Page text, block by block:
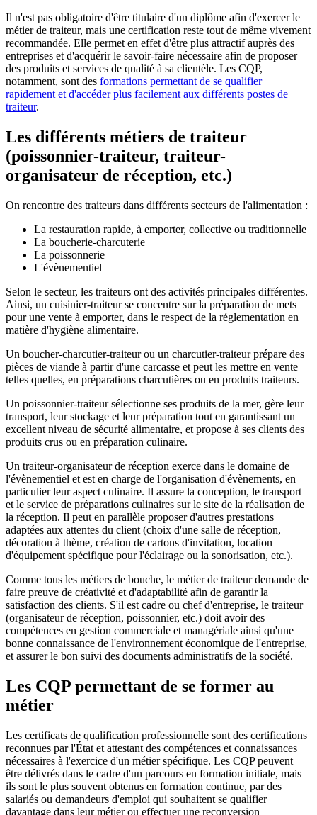
Il n'est pas obligatoire d'être titulaire d'un diplôme afin d'exercer le
métier de traiteur, mais une certification reste tout de même vivement
recommandée. Elle permet en effet d'être plus attractif auprès des
entreprises et d'acquérir le savoir-faire nécessaire afin de proposer
des produits et services de qualité à sa clientèle. Les CQP,
notamment, sont des formations permettant de se qualifier
rapidement et d'accéder plus facilement aux différents postes de
traiteur.
Les différents métiers de traiteur
(poissonnier-traiteur, traiteur-
organisateur de réception, etc.)
On rencontre des traiteurs dans différents secteurs de l'alimentation :
La restauration rapide, à emporter, collective ou traditionnelle
La boucherie-charcuterie
La poissonnerie
L'évènementiel
Selon le secteur, les traiteurs ont des activités principales différentes.
Ainsi, un cuisinier-traiteur se concentre sur la préparation de mets
pour une vente à emporter, dans le respect de la réglementation en
matière d'hygiène alimentaire.
Un boucher-charcutier-traiteur ou un charcutier-traiteur prépare des
pièces de viande à partir d'une carcasse et peut les mettre en vente
telles quelles, en préparations charcutières ou en produits traiteurs.
Un poissonnier-traiteur sélectionne ses produits de la mer, gère leur
transport, leur stockage et leur préparation tout en garantissant un
excellent niveau de sécurité alimentaire, et propose à ses clients des
produits crus ou en préparation culinaire.
Un traiteur-organisateur de réception exerce dans le domaine de
l'évènementiel et est en charge de l'organisation d'évènements, en
particulier leur aspect culinaire. Il assure la conception, le transport
et le service de préparations culinaires sur le site de la réalisation de
la réception. Il peut en parallèle proposer d'autres prestations
adaptées aux attentes du client (choix d'une salle de réception,
décoration à thème, création de cartons d'invitation, location
d'équipement spécifique pour l'éclairage ou la sonorisation, etc.).
Comme tous les métiers de bouche, le métier de traiteur demande de
faire preuve de créativité et d'adaptabilité afin de garantir la
satisfaction des clients. S'il est cadre ou chef d'entreprise, le traiteur
(organisateur de réception, poissonnier, etc.) doit avoir des
compétences en gestion commerciale et managériale ainsi qu'une
bonne connaissance de l'environnement économique de l'entreprise,
et assurer le bon suivi des documents administratifs de la société.
Les CQP permettant de se former au
métier
Les certificats de qualification professionnelle sont des certifications
reconnues par l'État et attestant des compétences et connaissances
nécessaires à l'exercice d'un métier spécifique. Les CQP peuvent
être délivrés dans le cadre d'un parcours en formation initiale, mais
ils sont le plus souvent obtenus en formation continue, par des
salariés ou demandeurs d'emploi qui souhaitent se qualifier
davantage dans leur métier ou effectuer une reconversion